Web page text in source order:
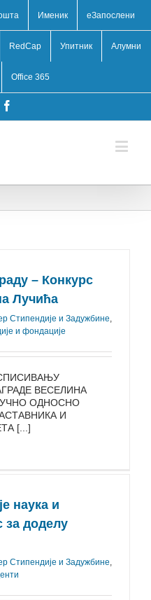
Именик eЗапослени
RedCap Упитник Алумни
Office 365
– Конкурс
Лучића
Стипендије и Задужбине,
и фондације
ВЕСЕЛИНА
ОДНОСНО
И
[...]
наука и
за доделу
Стипендије и Задужбине,